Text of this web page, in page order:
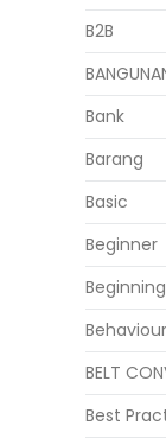
B2B
Bank
Barang
Basic
Beginner
Beginning
Behaviour
BELT
Best